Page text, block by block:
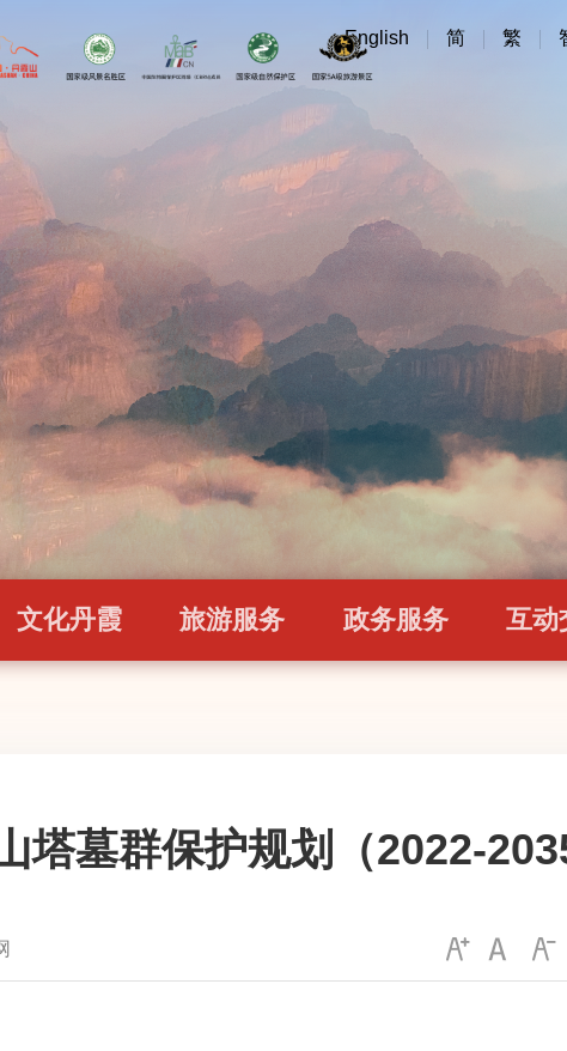
English 简 繁
文化丹霞 旅游服务 政务服务 互动
塔墓群保护规划（2022-